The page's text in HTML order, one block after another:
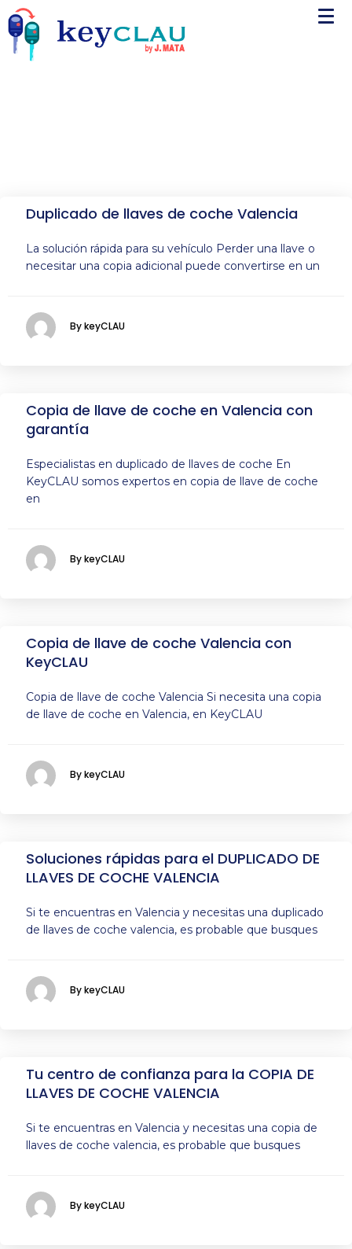
Duplicado de llaves de coche Valencia
La solución rápida para su vehículo Perder una llave o
necesitar una copia adicional puede convertirse en un
By keyCLAU
Copia de llave de coche en Valencia con
garantía
Especialistas en duplicado de llaves de coche En
KeyCLAU somos expertos en copia de llave de coche
en
By keyCLAU
Copia de llave de coche Valencia con
KeyCLAU
Copia de llave de coche Valencia Si necesita una copia
de llave de coche en Valencia, en KeyCLAU
By keyCLAU
Soluciones rápidas para el DUPLICADO DE
LLAVES DE COCHE VALENCIA
Si te encuentras en Valencia y necesitas una duplicado
de llaves de coche valencia, es probable que busques
By keyCLAU
Tu centro de confianza para la COPIA DE
LLAVES DE COCHE VALENCIA
Si te encuentras en Valencia y necesitas una copia de
llaves de coche valencia, es probable que busques
By keyCLAU